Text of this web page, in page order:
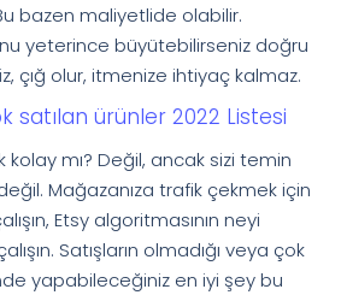
bazen maliyetlide olabilir.
yeterince büyütebilirseniz doğru
çığ olur, itmenize ihtiyaç kalmaz.
satılan ürünler 2022 Listesi
kolay mı? Değil, ancak sizi temin
Mağazanıza trafik çekmek için
Etsy algoritmasının neyi
Satışların olmadığı veya çok
yapabileceğiniz en iyi şey bu